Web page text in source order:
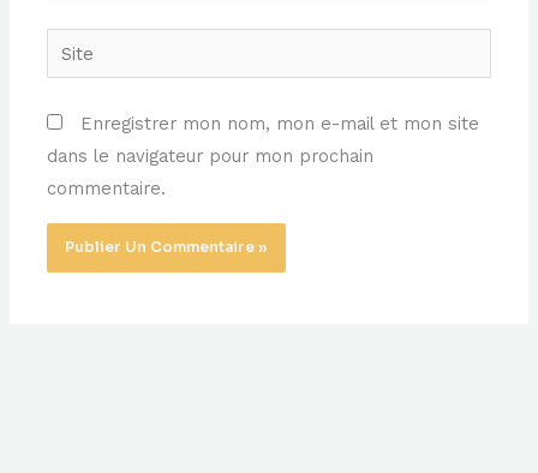
Site
Enregistrer mon nom, mon e-mail et mon site
dans le navigateur pour mon prochain
commentaire.